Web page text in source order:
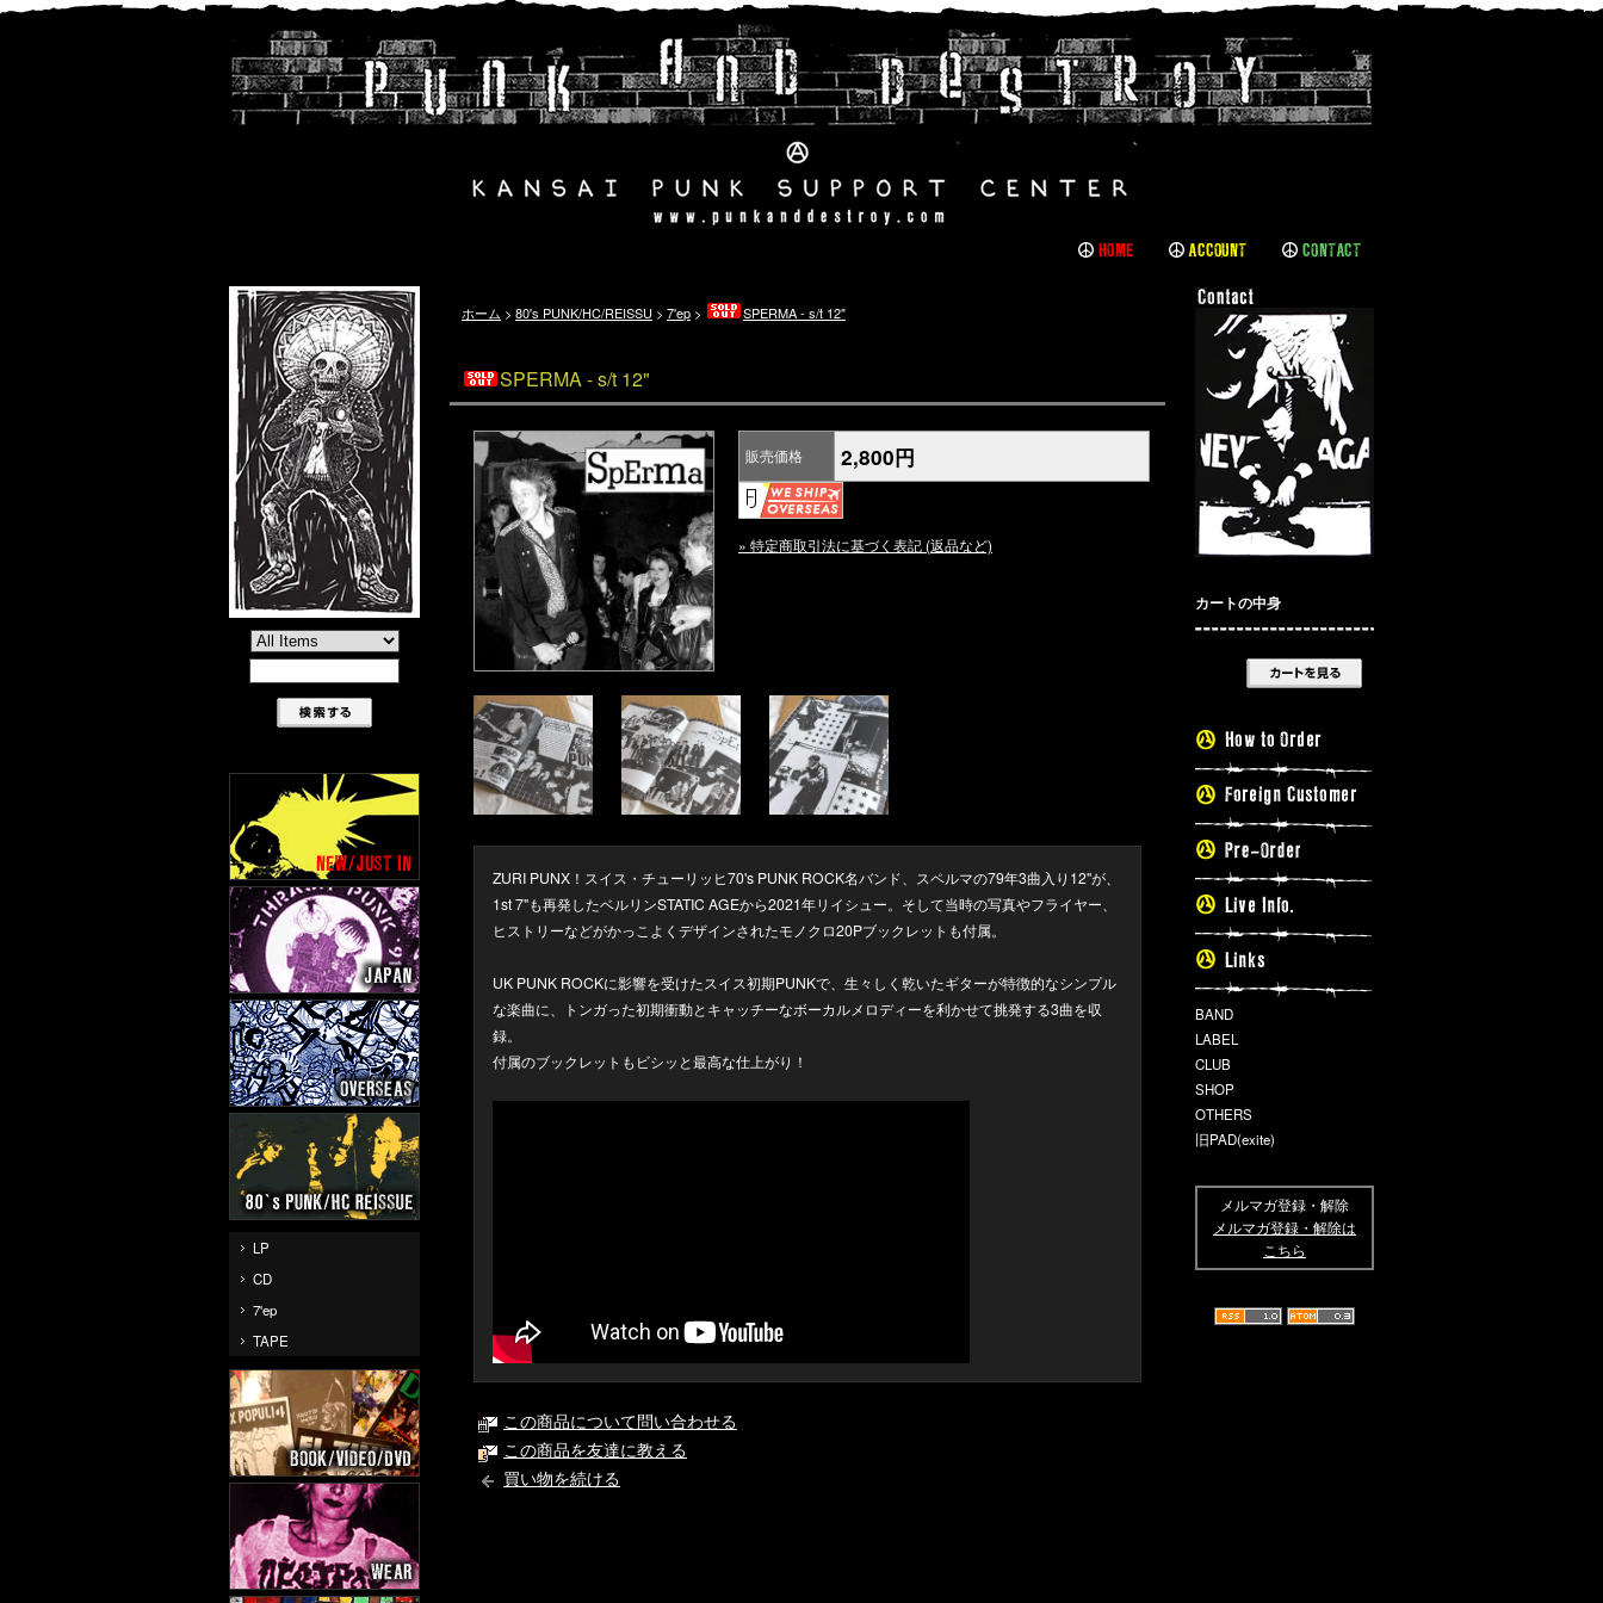
LP
CD
7'ep
TAPE
ホーム > 80's PUNK/HC/REISSU > 7'ep > SPERMA - s/t 12"
SPERMA - s/t 12"
販売価格 2,800円
» 特定商取引法に基づく表記 (返品など)
ZURI PUNX！スイス・チューリッヒ70's PUNK ROCK名バンド、スペルマの79年3曲入り12"が、
1st 7"も再発したベルリンSTATIC AGEから2021年リイシュー。そして当時の写真やフライヤー、
ヒストリーなどがかっこよくデザインされたモノクロ20Pブックレットも付属。
UK PUNK ROCKに影響を受けたスイス初期PUNKで、生々しく乾いたギターが特徴的なシンプル
な楽曲に、トンガった初期衝動とキャッチーなボーカルメロディーを利かせて挑発する3曲を収
録。
付属のブックレットもビシッと最高な仕上がり！
この商品について問い合わせる
この商品を友達に教える
買い物を続ける
カートの中身
BAND
LABEL
CLUB
SHOP
OTHERS
旧PAD(exite)
メルマガ登録・解除
メルマガ登録・解除は
こちら